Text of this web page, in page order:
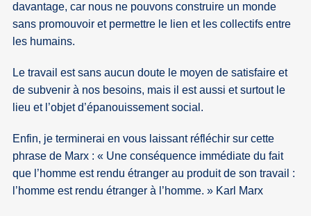
davantage, car nous ne pouvons construire un monde
sans promouvoir et permettre le lien et les collectifs entre
les humains.
Le travail est sans aucun doute le moyen de satisfaire et
de subvenir à nos besoins, mais il est aussi et surtout le
lieu et l’objet d’épanouissement social.
Enfin, je terminerai en vous laissant réfléchir sur cette
phrase de Marx : « Une conséquence immédiate du fait
que l’homme est rendu étranger au produit de son travail :
l’homme est rendu étranger à l’homme. » Karl Marx